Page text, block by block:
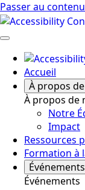
Passer au
Accueil
À propos
À propos de
Notre
Impact
Ressources
Formation à
Événements
Événements